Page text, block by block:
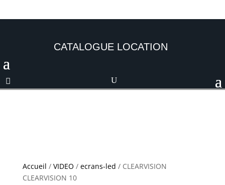
CATALOGUE LOCATION
Accueil / VIDEO / ecrans-led / CLEARVISION
CLEARVISION 10